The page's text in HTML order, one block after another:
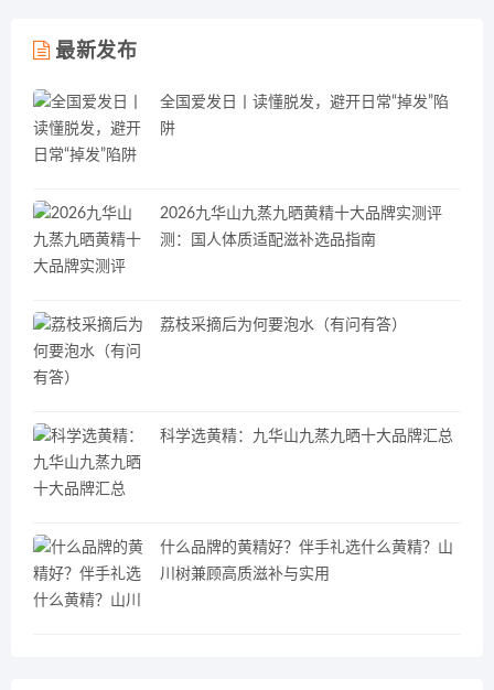
最新发布
全国爱发日丨读懂脱发，避开日常“掉发”陷
阱
2026九华山九蒸九晒黄精十大品牌实测评
测：国人体质适配滋补选品指南
荔枝采摘后为何要泡水（有问有答）
科学选黄精：九华山九蒸九晒十大品牌汇总
什么品牌的黄精好？伴手礼选什么黄精？山
川树兼顾高质滋补与实用